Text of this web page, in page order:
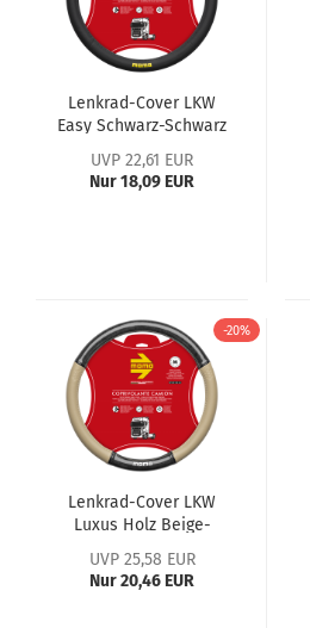
Lenkrad-Cover LKW
Easy Schwarz-Schwarz
UVP 22,61 EUR
Nur 18,09 EUR
-20%
Lenkrad-Cover LKW
Luxus Holz Beige-
UVP 25,58 EUR
Nur 20,46 EUR